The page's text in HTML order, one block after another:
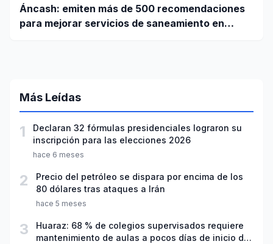
Áncash: emiten más de 500 recomendaciones
para mejorar servicios de saneamiento en
Más Leídas
1
Declaran 32 fórmulas presidenciales lograron su
inscripción para las elecciones 2026
hace 6 meses
2
Precio del petróleo se dispara por encima de los
80 dólares tras ataques a Irán
hace 5 meses
3
Huaraz: 68 % de colegios supervisados requiere
mantenimiento de aulas a pocos días de inicio del